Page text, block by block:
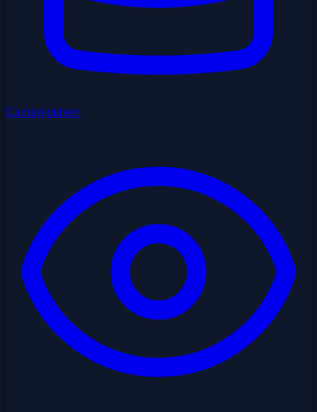
Carrièregidsen